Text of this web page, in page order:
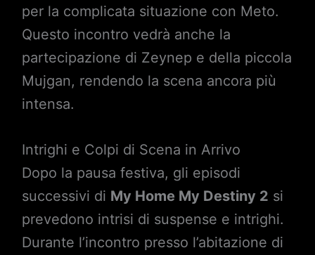
per la complicata situazione con Meto.
Questo incontro vedrà anche la
partecipazione di Zeynep e della piccola
Mujgan, rendendo la scena ancora più
intensa.
Intrighi e Colpi di Scena in Arrivo
Dopo la pausa festiva, gli episodi
successivi di My Home My Destiny 2 si
prevedono intrisi di suspense e intrighi.
Durante l’incontro presso l’abitazione di